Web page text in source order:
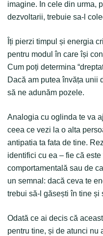
imagine. In cele din urma,
dezvoltarii, trebuie sa-l
Îți pierzi timpul și energia
pentru modul în care își
Cum poți determina
Dacă am putea învăța unii
să ne adunăm pozele.
Analogia cu oglinda te va
ceea ce vezi la o alta
antipatia ta fata de tine.
identifici cu ea – fie că
comportamentală sau de
un semnal: dacă ceva te
trebui să-l găsești în tine și
Odată ce ai decis că
pentru tine, și de atunci nu